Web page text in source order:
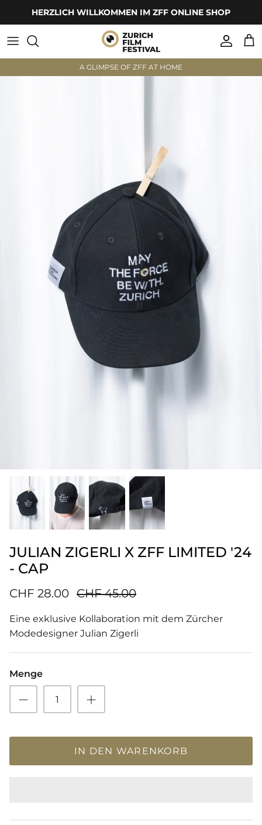
Inhalt
HERZLICH WILLKOMMEN IM ZFF ONLINE SHOP
Bekleidung
Zubehör
Bekleidung Zubehör
A GLIMPSE OF ZFF AT HOME
JULIAN ZIGERLI X ZFF LIMITED '24
- CAP
CHF 28.00 CHF 45.00
Eine exklusive Kollaboration mit dem Zürcher
Modedesigner Julian Zigerli
Menge
IN DEN WARENKORB